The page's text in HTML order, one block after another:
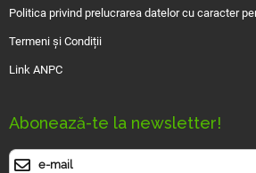
Politica privind prelucrarea datelor cu caracter
Termeni și Condiții
Link ANPC
Abonează-te la newsletter!